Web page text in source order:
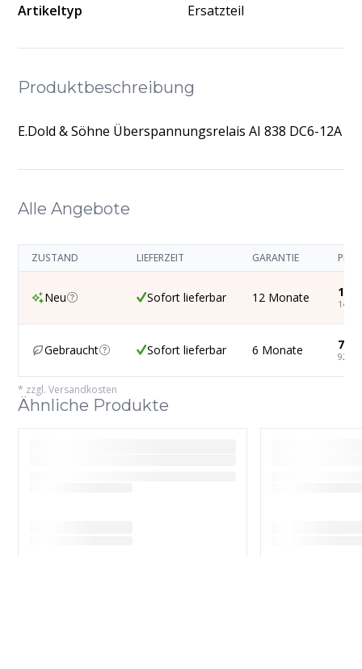
Produktbeschreibung
E.Dold & Söhne Überspannungsrelais AI 838 DC6-12A
Artikeltyp Ersatzteil
Alle Angebote
ZUSTAND LIEFERZEIT GARANTIE PREIS
Neu Sofort lieferbar 12 Monate
Gebraucht Sofort lieferbar 6 Monate
* zzgl. Versandkosten
Ähnliche Produkte